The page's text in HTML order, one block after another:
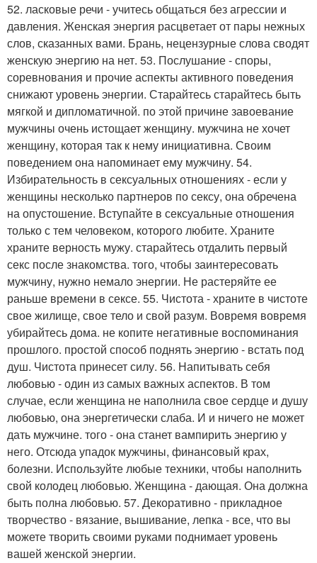
52. ласковые речи - учитесь общаться без агрессии и
давления. Женская энергия расцветает от пары нежных
слов, сказанных вами. Брань, нецензурные слова сводят
женскую энергию на нет. 53. Послушание - споры,
соревнования и прочие аспекты активного поведения
снижают уровень энергии. Старайтесь старайтесь быть
мягкой и дипломатичной. по этой причине завоевание
мужчины очень истощает женщину. мужчина не хочет
женщину, которая так к нему инициативна. Своим
поведением она напоминает ему мужчину. 54.
Избирательность в сексуальных отношениях - если у
женщины несколько партнеров по сексу, она обречена
на опустошение. Вступайте в сексуальные отношения
только с тем человеком, которого любите. Храните
храните верность мужу. старайтесь отдалить первый
секс после знакомства. того, чтобы заинтересовать
мужчину, нужно немало энергии. Не растеряйте ее
раньше времени в сексе. 55. Чистота - храните в чистоте
свое жилище, свое тело и свой разум. Вовремя вовремя
убирайтесь дома. не копите негативные воспоминания
прошлого. простой способ поднять энергию - встать под
душ. Чистота принесет силу. 56. Напитывать себя
любовью - один из самых важных аспектов. В том
случае, если женщина не наполнила свое сердце и душу
любовью, она энергетически слаба. И и ничего не может
дать мужчине. того - она станет вампирить энергию у
него. Отсюда упадок мужчины, финансовый крах,
болезни. Используйте любые техники, чтобы наполнить
свой колодец любовью. Женщина - дающая. Она должна
быть полна любовью. 57. Декоративно - прикладное
творчество - вязание, вышивание, лепка - все, что вы
можете творить своими руками поднимает уровень
вашей женской энергии.